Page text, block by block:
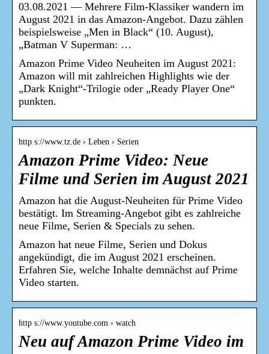
03.08.2021 — Mehrere Film-Klassiker wandern im
August 2021 in das Amazon-Angebot. Dazu zählen
beispielsweise „Men in Black“ (10. August),
„Batman V Superman: …
Amazon Prime Video Neuheiten im August 2021:
Amazon will mit zahlreichen Highlights wie der
„Dark Knight“-Trilogie oder „Ready Player One“
punkten.
http s://www.tz.de › Leben › Serien
Amazon Prime Video: Neue
Filme und Serien im August 2021
Amazon hat die August-Neuheiten für Prime Video
bestätigt. Im Streaming-Angebot gibt es zahlreiche
neue Filme, Serien & Specials zu sehen.
Amazon hat neue Filme, Serien und Dokus
angekündigt, die im August 2021 erscheinen.
Erfahren Sie, welche Inhalte demnächst auf Prime
Video starten.
http s://www.youtube.com › watch
Neu auf Amazon Prime Video im